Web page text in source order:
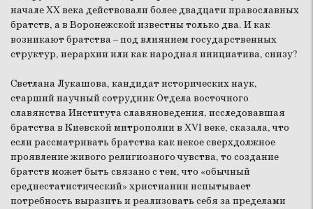
начале XX века действовали более двадцати православных
братств, а в Воронежской известны только два. И как
возникают братства – под влиянием государственных
структур, иерархии или как народная инициатива, снизу?
Светлана Лукашова, кандидат исторических наук,
старший научный сотрудник Отдела восточного
славянства Института славяноведения, исследовавшая
братства в Киевской митрополии в XVI веке, сказала, что
если рассматривать братства как некое сверхдолжное
проявление живого религиозного чувства, то создание
братств может быть связано с тем, что «обычный
среднестатистический» христианин испытывает
потребность выразить и реализовать себя за пределами